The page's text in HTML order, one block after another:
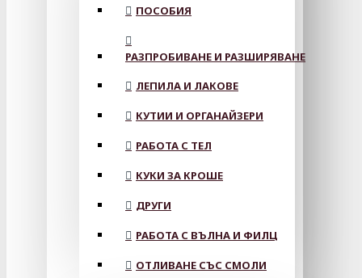
ПОСОБИЯ
РАЗПРОБИВАНЕ И РАЗШИРЯВАНЕ
ЛЕПИЛА И ЛАКОВЕ
КУТИИ И ОРГАНАЙЗЕРИ
РАБОТА С ТЕЛ
КУКИ ЗА КРОШЕ
ДРУГИ
РАБОТА С ВЪЛНА И ФИЛЦ
ОТЛИВАНЕ СЪС СМОЛИ